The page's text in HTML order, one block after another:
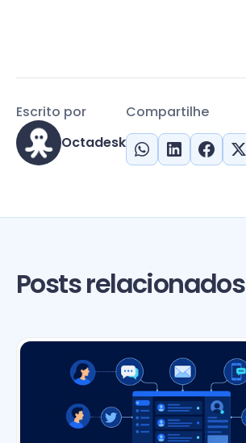
Compartilhe
Escrito por
Octadesk
Posts relacionados